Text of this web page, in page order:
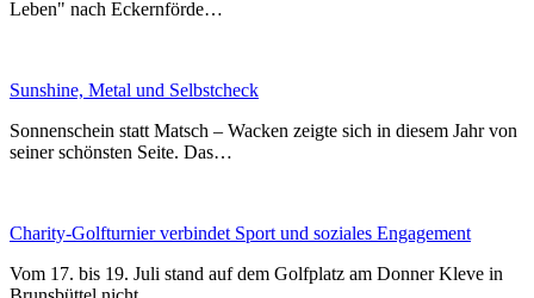
Leben" nach Eckernförde…
Sunshine, Metal und Selbstcheck
Sonnenschein statt Matsch – Wacken zeigte sich in diesem Jahr von
seiner schönsten Seite. Das…
Charity-Golfturnier verbindet Sport und soziales Engagement
Vom 17. bis 19. Juli stand auf dem Golfplatz am Donner Kleve in